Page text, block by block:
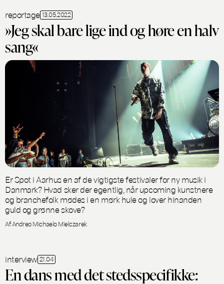
reportage 13.05.2022
»Jeg skal bare lige ind og høre en halv
sang«
Er Spot i Aarhus en af de vigtigste festivaler for ny musik i
Danmark? Hvad sker der egentlig, når upcoming kunstnere
og branchefolk mødes i en mørk hule og lover hinanden
guld og grønne skove?
Af Andreo Michaelo Mielczarek
interview 21.04
En dans med det stedsspecifikke: